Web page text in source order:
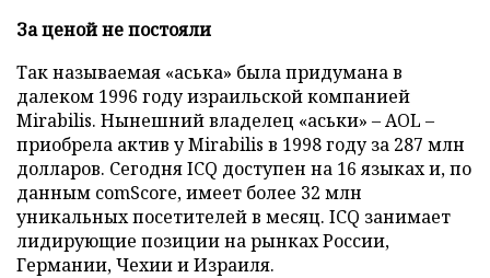
За ценой не постояли
Так называемая «аська» была придумана в
далеком 1996 году израильской компанией
Mirabilis. Нынешний владелец «аськи» – AOL –
приобрела актив у Mirabilis в 1998 году за 287 млн
долларов. Сегодня ICQ доступен на 16 языках и, по
данным comScore, имеет более 32 млн
уникальных посетителей в месяц. ICQ занимает
лидирующие позиции на рынках России,
Германии, Чехии и Израиля.